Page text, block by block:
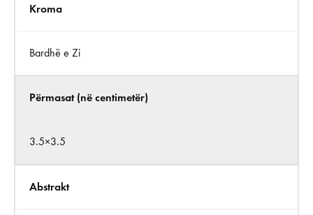
Kroma
Bardhë e Zi
Përmasat (në centimetër)
3.5×3.5
Abstrakt